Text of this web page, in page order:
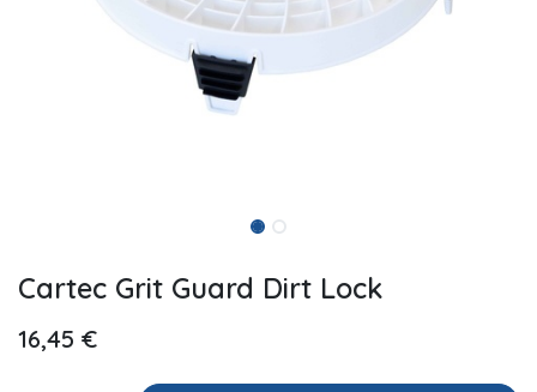
Cartec Grit Guard Dirt Lock
16,45 €